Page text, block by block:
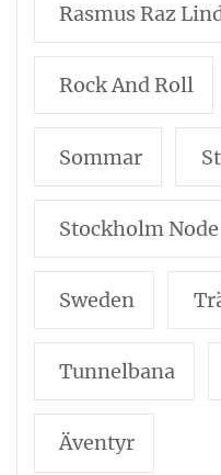
Rasmus Raz
Rock And Roll
Sommar
Stockholm Node
Sweden
Tunnelbana
Äventyr